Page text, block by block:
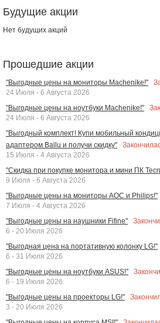
Будущие акции
Нет будущих акций
Прошедшие акции
"Выгодные цены на мониторы Machenike!"
24 Июля - 6 Августа 2026
"Выгодные цены на ноутбуки Machenike!"
24 Июля - 6 Августа 2026
"Выгодный комплект! Купи мобильный
адаптером Ballu и получи скидку"
15 Июля - 4 Августа 2026
"Скидка при покупке монитора и мини ПК
9 Июля - 6 Августа 2026
"Выгодные цены на мониторы AOC и Philips!"
7 Июля - 4 Августа 2026
"Выгодные цены на наушники Fifine"
6 - 20 Июля 2026
"Выгодная цена на портативную колонку LG!"
6 - 31 Июля 2026
"Выгодные цены на ноутбуки ASUS!"
6 - 19 Июля 2026
"Выгодные цены на проекторы LG!"
3 - 20 Июля 2026